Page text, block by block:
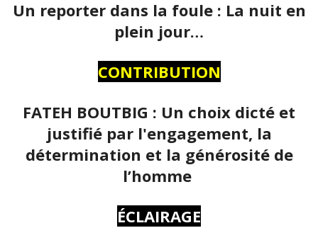
Un reporter dans la foule : La nuit en
plein jour…
CONTRIBUTION
FATEH BOUTBIG : Un choix dicté et
justifié par l'engagement, la
détermination et la générosité de
l’homme
ÉCLAIRAGE